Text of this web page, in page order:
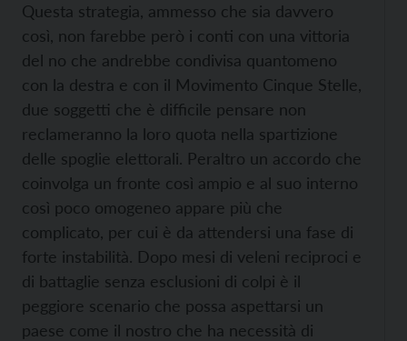
Questa strategia, ammesso che sia davvero
così, non farebbe però i conti con una vittoria
del no che andrebbe condivisa quantomeno
con la destra e con il Movimento Cinque Stelle,
due soggetti che è difficile pensare non
reclameranno la loro quota nella spartizione
delle spoglie elettorali. Peraltro un accordo che
coinvolga un fronte così ampio e al suo interno
così poco omogeneo appare più che
complicato, per cui è da attendersi una fase di
forte instabilità. Dopo mesi di veleni reciproci e
di battaglie senza esclusioni di colpi è il
peggiore scenario che possa aspettarsi un
paese come il nostro che ha necessità di